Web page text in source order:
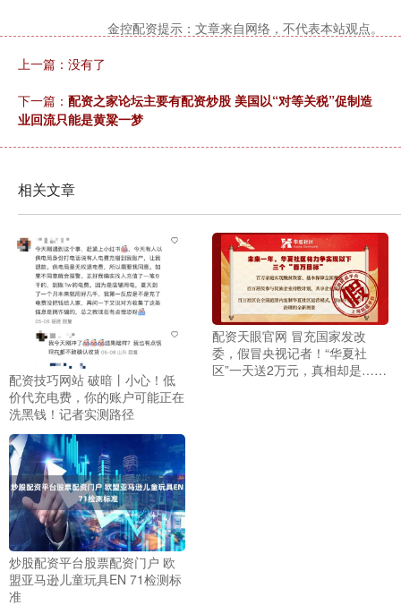
金控配资提示：文章来自网络，不代表本站观点。
上一篇：没有了
下一篇： 配资之家论坛主要有配资炒股 美国以“对等关税”促制造
业回流只能是黄粱一梦
相关文章
配资技巧网站 破暗丨小心！低
价代充电费，你的账户可能正在
洗黑钱！记者实测路径
配资天眼官网 冒充国家发改
委，假冒央视记者！“华夏社
区”一天送2万元，真相却是……
炒股配资平台股票配资门户 欧
盟亚马逊儿童玩具EN 71检测标
准